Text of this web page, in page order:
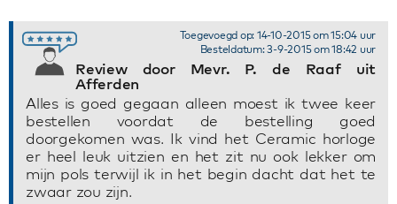
Review door Mevr. P. de Raaf uit
Afferden
Toegevoegd op: 14-10-2015 om 15:04 uur
Besteldatum: 3-9-2015 om 18:42 uur
Alles is goed gegaan alleen moest ik twee keer
bestellen voordat de bestelling goed
doorgekomen was. Ik vind het Ceramic horloge
er heel leuk uitzien en het zit nu ook lekker om
mijn pols terwijl ik in het begin dacht dat het te
zwaar zou zijn.